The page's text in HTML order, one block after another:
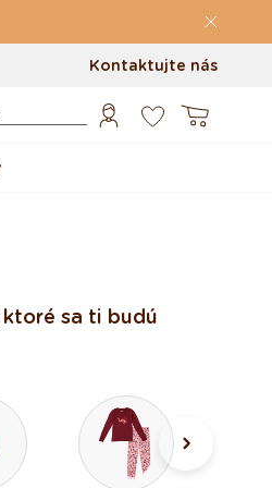
Kontaktujte nás
Košík
sa ti budú